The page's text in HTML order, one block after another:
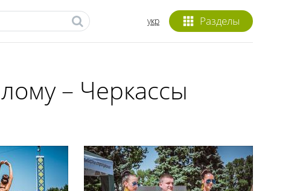
Разделы
укр
– Черкассы